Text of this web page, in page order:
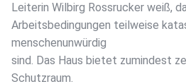
Leiterin Wilbirg Rossrucker weiß,
Arbeitsbedingungen teilweise
menschenunwürdig
sind. Das Haus bietet zumindest
Schutzraum.